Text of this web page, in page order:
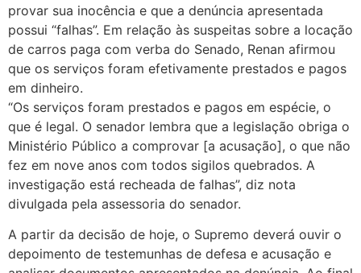
provar sua inocência e que a denúncia apresentada
possui “falhas”. Em relação às suspeitas sobre a locação
de carros paga com verba do Senado, Renan afirmou
que os serviços foram efetivamente prestados e pagos
em dinheiro.
“Os serviços foram prestados e pagos em espécie, o
que é legal. O senador lembra que a legislação obriga o
Ministério Público a comprovar [a acusação], o que não
fez em nove anos com todos sigilos quebrados. A
investigação está recheada de falhas”, diz nota
divulgada pela assessoria do senador.
A partir da decisão de hoje, o Supremo deverá ouvir o
depoimento de testemunhas de defesa e acusação e